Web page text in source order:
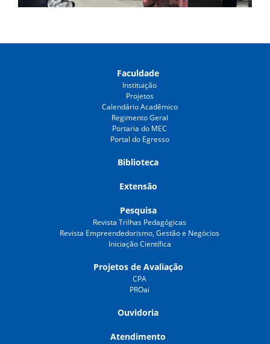
Faculdade
Instituição
Projetos
Calendário Acadêmico
Regimento Geral
Portaria do MEC
Portal do Egresso
Biblioteca
Extensão
Pesquisa
Revista Trilhas Pedagógicas
Revista Empreendedorismo, Gestão e Negócios
Iniciação Científica
Projetos de Avaliação
CPA
PROai
Ouvidoria
Atendimento